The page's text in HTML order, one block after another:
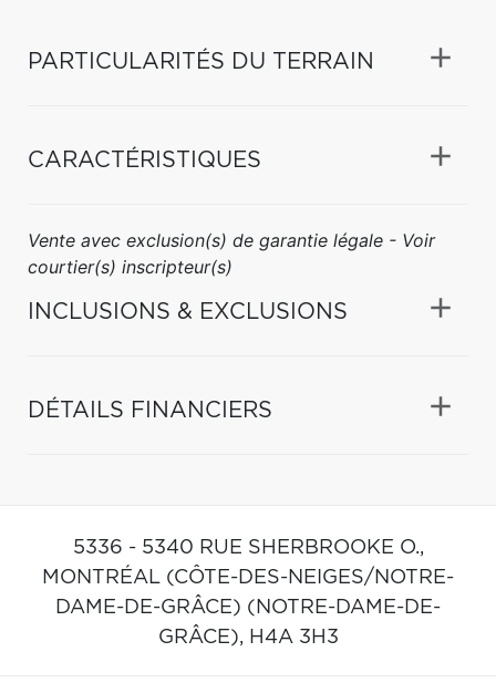
PARTICULARITÉS DU TERRAIN
CARACTÉRISTIQUES
Vente avec exclusion(s) de garantie légale - Voir
courtier(s) inscripteur(s)
INCLUSIONS & EXCLUSIONS
DÉTAILS FINANCIERS
5336 - 5340 RUE SHERBROOKE O.,
MONTRÉAL (CÔTE-DES-NEIGES/NOTRE-
DAME-DE-GRÂCE) (NOTRE-DAME-DE-
GRÂCE), H4A 3H3